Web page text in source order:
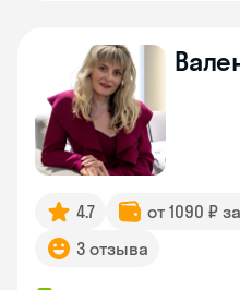
4.7 от 1090 ₽
3 отзыва